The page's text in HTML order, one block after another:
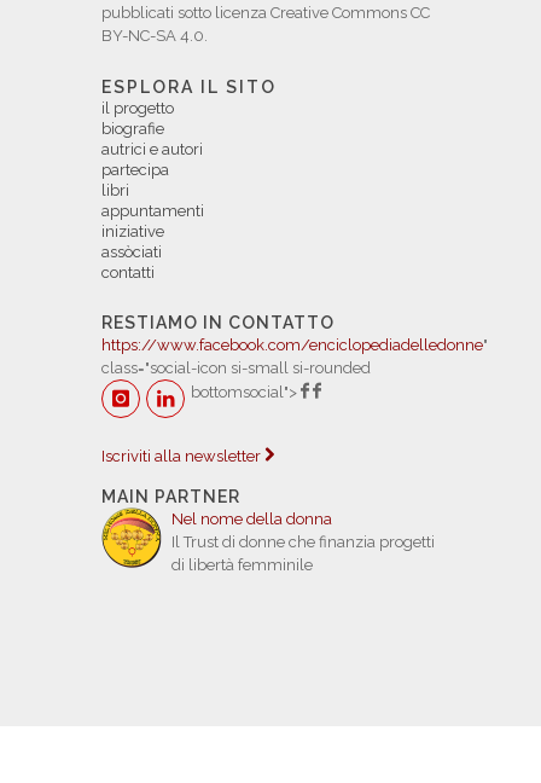
pubblicati sotto licenza Creative Commons CC
BY-NC-SA 4.0.
ESPLORA IL SITO
il progetto
biografie
autrici e autori
partecipa
libri
appuntamenti
iniziative
assòciati
contatti
RESTIAMO IN CONTATTO
https://www.facebook.com/enciclopediadelledonne"
class="social-icon si-small si-rounded
bottomsocial">
Iscriviti alla newsletter
MAIN PARTNER
Nel nome della donna
Il Trust di donne che finanzia progetti
di libertà femminile